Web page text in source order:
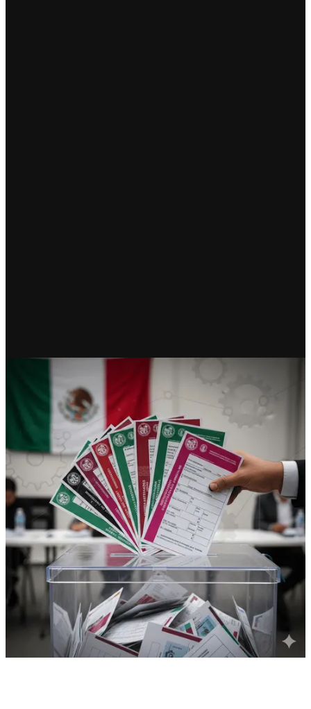
RECIENTE
2027: El año en que México
vota por todo